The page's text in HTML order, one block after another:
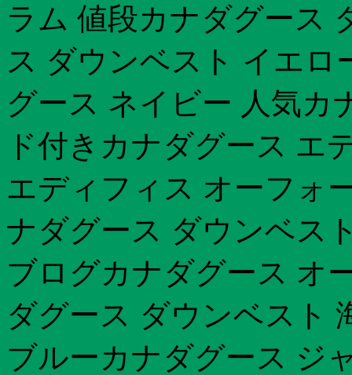
ラム 値段カナダグース
ス ダウンベスト イエロ
グース ネイビー 人気カ
ド付きカナダグース エ
エディフィス オーフォ
ナダグース ダウンベス
ブログカナダグース オ
ダグース ダウンベスト
ブルーカナダグース ジ